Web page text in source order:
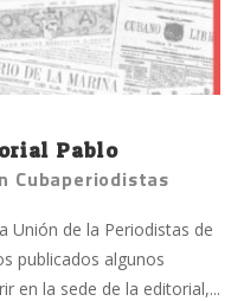
Pablo
Cubaperiodistas
Unión de la Periodistas de
publicados algunos
en la sede de la editorial,...